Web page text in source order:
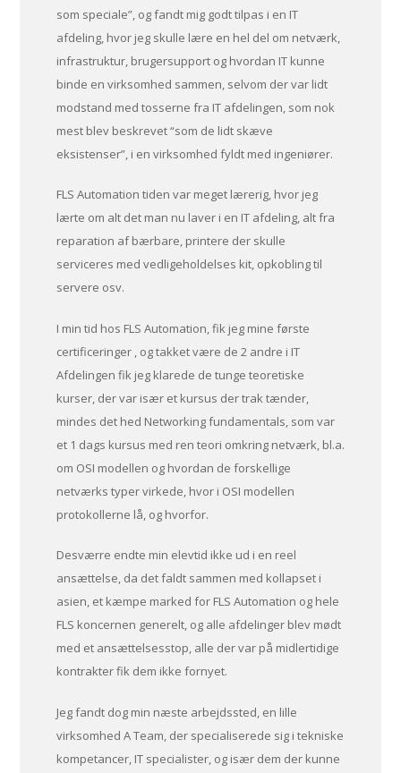
som speciale”, og fandt mig godt tilpas i en IT
afdeling, hvor jeg skulle lære en hel del om netværk,
infrastruktur, brugersupport og hvordan IT kunne
binde en virksomhed sammen, selvom der var lidt
modstand med tosserne fra IT afdelingen, som nok
mest blev beskrevet “som de lidt skæve
eksistenser”, i en virksomhed fyldt med ingeniører.
FLS Automation tiden var meget lærerig, hvor jeg
lærte om alt det man nu laver i en IT afdeling, alt fra
reparation af bærbare, printere der skulle
serviceres med vedligeholdelses kit, opkobling til
servere osv.
I min tid hos FLS Automation, fik jeg mine første
certificeringer , og takket være de 2 andre i IT
Afdelingen fik jeg klarede de tunge teoretiske
kurser, der var især et kursus der trak tænder,
mindes det hed Networking fundamentals, som var
et 1 dags kursus med ren teori omkring netværk, bl.a.
om OSI modellen og hvordan de forskellige
netværks typer virkede, hvor i OSI modellen
protokollerne lå, og hvorfor.
Desværre endte min elevtid ikke ud i en reel
ansættelse, da det faldt sammen med kollapset i
asien, et kæmpe marked for FLS Automation og hele
FLS koncernen generelt, og alle afdelinger blev mødt
med et ansættelsesstop, alle der var på midlertidige
kontrakter fik dem ikke fornyet.
Jeg fandt dog min næste arbejdssted, en lille
virksomhed A Team, der specialiserede sig i tekniske
kompetancer, IT specialister, og især dem der kunne